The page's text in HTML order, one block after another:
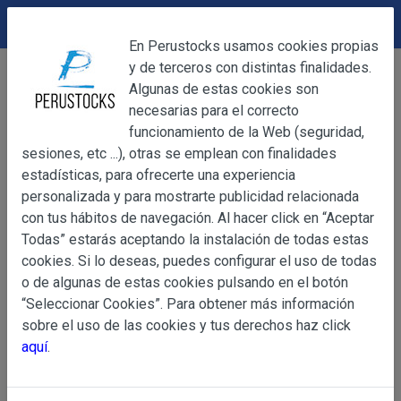
Otros Otros Colonia de Ruda 221ml
OBJETO
Información
Básica
sobre
de Datos
OBJETO
Las presentes Condiciones Generales regulan la
web www.perustocks.es, del que es titular ALBERT
YACARINE (en adelante, PERUSTOCKS).
La adquisición de cualesquiera de los productos
DEVOLUCIONES
En Perustocks usamos cookies propias
y de terceros con distintas finalidades.
Algunas de estas cookies son
necesarias para el correcto
funcionamiento de la Web (seguridad,
sesiones, etc ...), otras se emplean con finalidades
estadísticas, para ofrecerte una experiencia
personalizada y para mostrarte publicidad relacionada
con tus hábitos de navegación. Al hacer click en “Aceptar
Todas” estarás aceptando la instalación de todas estas
cookies. Si lo deseas, puedes configurar el uso de todas
o de algunas de estas cookies pulsando en el botón
“Seleccionar Cookies”. Para obtener más información
sobre el uso de las cookies y tus derechos haz click
aquí.